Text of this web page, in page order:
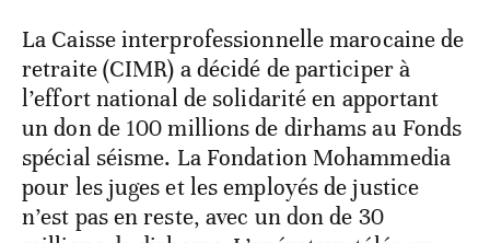
La Caisse interprofessionnelle marocaine de
retraite (CIMR) a décidé de participer à
l’effort national de solidarité en apportant
un don de 100 millions de dirhams au Fonds
spécial séisme. La Fondation Mohammedia
pour les juges et les employés de justice
n’est pas en reste, avec un don de 30